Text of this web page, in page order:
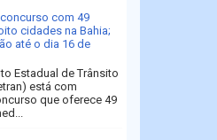
com 49
cidades na Bahia;
até o dia 16 de
Estadual de Trânsito
está com
que oferece 49